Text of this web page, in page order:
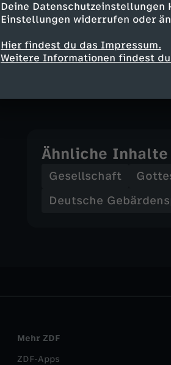
Deine
Einstellungen widerrufen oder
Hier findest du das Impressum.
Weitere Informationen findest
Im Anschluss an den
Zuschauertelefon
9 Cent/Minute aus dem
Mobilfunktarif).
Weitere Informationen
Ähnliche
Gesellschaft
Deutsche
Mehr ZDF
ZDF-Apps